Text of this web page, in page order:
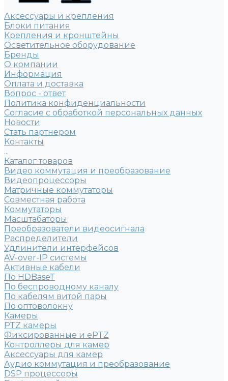
Аксессуары и крепления
Блоки питания
Крепления и кронштейны
Осветительное оборудование
Бренды
О компании
Информация
Оплата и доставка
Вопрос - ответ
Политика конфиденциальности
Согласие с обработкой персональных данных
Новости
Стать партнером
Контакты
...
Каталог товаров
Видео коммутация и преобразование
Видеопроцессоры
Матричные коммутаторы
Совместная работа
Коммутаторы
Масштабаторы
Преобразователи видеосигнала
Распределители
Удлинители интерфейсов
AV-over-IP системы
Активные кабели
По HDBaseT
По беспроводному каналу
По кабелям витой пары
По оптоволокну
Камеры
PTZ камеры
Фиксированные и ePTZ
Контроллеры для камер
Аксессуары для камер
Аудио коммутация и преобразование
DSP процессоры